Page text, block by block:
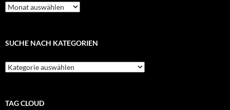
Zuvor
auf
SUCHE NACH KATEGORIEN
Suche
nach
TAG CLOUD